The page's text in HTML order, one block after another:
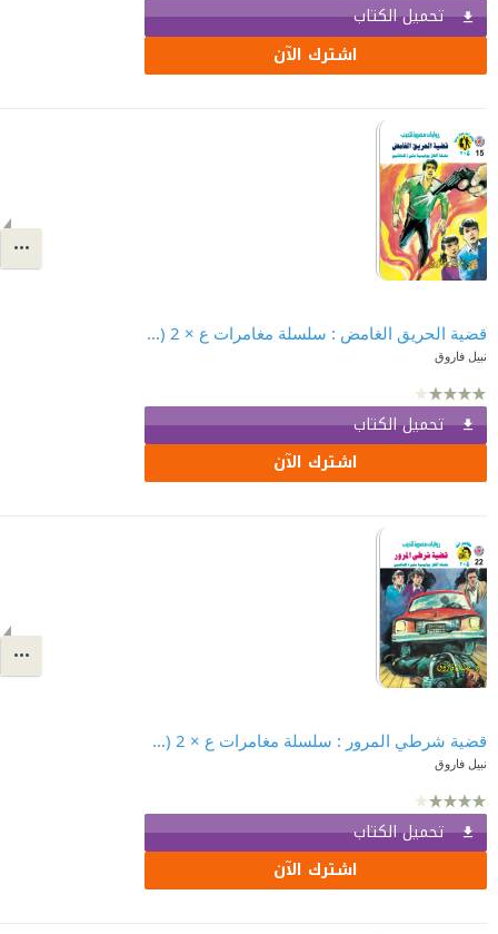
تحميل الكتاب
اشترك الآن
قضية الحريق الغامض : سلسلة مغامرات ع × 2 (15)
نبيل فاروق
تحميل الكتاب
اشترك الآن
قضية شرطي المرور : سلسلة مغامرات ع × 2 (22)
نبيل فاروق
تحميل الكتاب
اشترك الآن